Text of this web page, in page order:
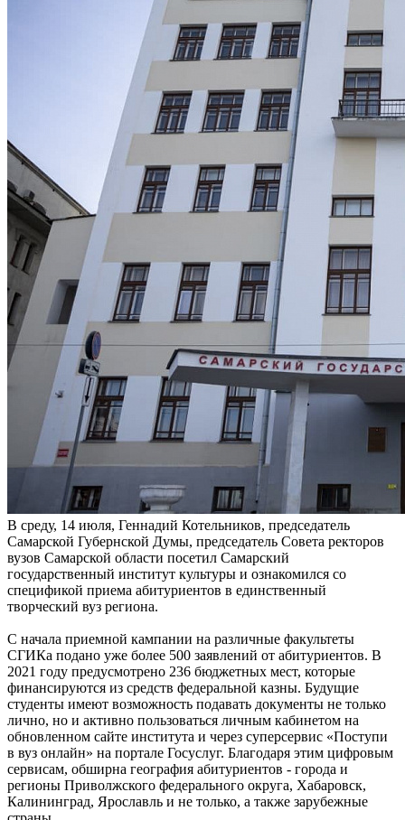
В среду, 14 июля, Геннадий Котельников, председатель
Самарской Губернской Думы, председатель Совета ректоров
вузов Самарской области посетил Самарский
государственный институт культуры и ознакомился со
спецификой приема абитуриентов в единственный
творческий вуз региона.
С начала приемной кампании на различные факультеты
СГИКа подано уже более 500 заявлений от абитуриентов. В
2021 году предусмотрено 236 бюджетных мест, которые
финансируются из средств федеральной казны. Будущие
студенты имеют возможность подавать документы не только
лично, но и активно пользоваться личным кабинетом на
обновленном сайте института и через суперсервис «Поступи
в вуз онлайн» на портале Госуслуг. Благодаря этим цифровым
сервисам, обширна география абитуриентов - города и
регионы Приволжского федерального округа, Хабаровск,
Калининград, Ярославль и не только, а также зарубежные